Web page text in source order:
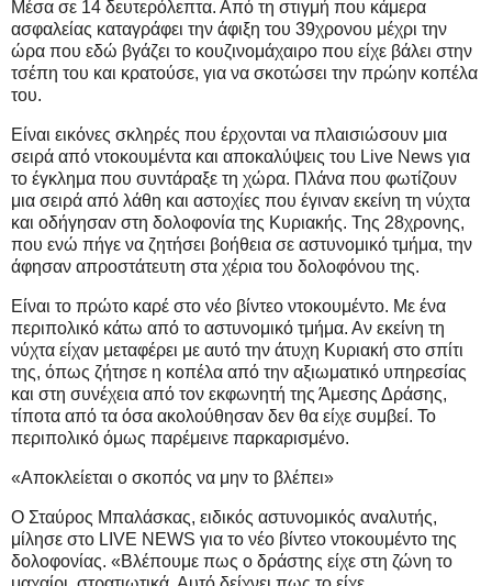
Μέσα σε 14 δευτερόλεπτα. Από τη στιγμή που κάμερα
ασφαλείας καταγράφει την άφιξη του 39χρονου μέχρι την
ώρα που εδώ βγάζει το κουζινομάχαιρο που είχε βάλει στην
τσέπη του και κρατούσε, για να σκοτώσει την πρώην κοπέλα
του.
Είναι εικόνες σκληρές που έρχονται να πλαισιώσουν μια
σειρά από ντοκουμέντα και αποκαλύψεις του Live News για
το έγκλημα που συντάραξε τη χώρα. Πλάνα που φωτίζουν
μια σειρά από λάθη και αστοχίες που έγιναν εκείνη τη νύχτα
και οδήγησαν στη δολοφονία της Κυριακής. Της 28χρονης,
που ενώ πήγε να ζητήσει βοήθεια σε αστυνομικό τμήμα, την
άφησαν απροστάτευτη στα χέρια του δολοφόνου της.
Eίναι το πρώτο καρέ στο νέο βίντεο ντοκουμέντο. Με ένα
περιπολικό κάτω από το αστυνομικό τμήμα. Αν εκείνη τη
νύχτα είχαν μεταφέρει με αυτό την άτυχη Κυριακή στο σπίτι
της, όπως ζήτησε η κοπέλα από την αξιωματικό υπηρεσίας
και στη συνέχεια από τον εκφωνητή της Άμεσης Δράσης,
τίποτα από τα όσα ακολούθησαν δεν θα είχε συμβεί. Το
περιπολικό όμως παρέμεινε παρκαρισμένο.
«Αποκλείεται ο σκοπός να μην το βλέπει»
O Σταύρος Mπαλάσκας, ειδικός αστυνομικός αναλυτής,
μίλησε στο LIVE NEWS για το νέο βίντεο ντοκουμέντο της
δολοφονίας. «Βλέπουμε πως ο δράστης είχε στη ζώνη το